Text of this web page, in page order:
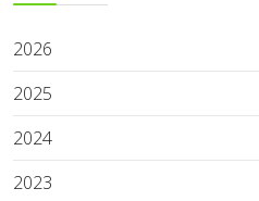
2026
2025
2024
2023